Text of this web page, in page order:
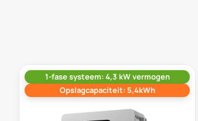
1-fase systeem: 4,3 kW vermogen
Opslagcapaciteit: 5,4kWh